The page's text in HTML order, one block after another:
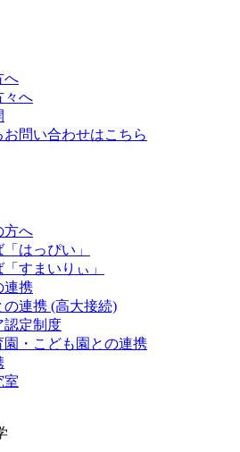
へ
々へ
問い合わせはこちら
方へ
はっぴい」
すまいりぃ」
連携
連携 (高大接続)
認定制度
園・こども園との連携
室